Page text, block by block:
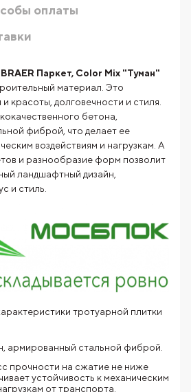
оплаты
Паркет, Color Mix "Туман"
материал. Это
красоты, долговечности и стиля.
бетона,
фиброй, что делает ее
воздействиям и нагрузкам. А
и разнообразие форм позволит
ландшафтный дизайн,
и стиль.
тротуарной плитки
армированный стальной фиброй.
прочности на сжатие не ниже
устойчивость к механическим
от транспорта.